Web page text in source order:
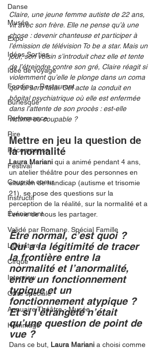
Danse
Musée
Expo
Idées Sorties
Idée de voyage
Fooding - Restaurant
Burlesque
Performance
Rire
Récompense
Festival
Coup de coeur
Instructif
Événement
Validé par Romane. Spécial Famille
Littérature
Cirque
Interview
Offre spéciale
Annuaire Théâtre - Musée
Hommage
Claire, une jeune femme autiste de 22 ans,
vit avec son frère. Elle ne pense qu’à une
chose : devenir chanteuse et participer à
l’émission de télévision To be a star. Mais un
jour, son voisin s’introduit chez elle et tente
de l’étreindre contre son gré, Claire réagit si
violemment qu’elle le plonge dans un coma
qui lui sera fatal. Cet acte la conduit en
hôpital psychiatrique où elle est enfermée
dans l’attente de son procès : est-elle
victime ou coupable ?
Mettre en jeu la question de
la normalité
Laura Mariani qui a animé pendant 4 ans,
un atelier théâtre pour des personnes en
situation de handicap (autisme et trisomie
21), se pose des questions sur la
perception de la réalité, sur la normalité et a
l’envie de nous les partager.
Être normal, c’est quoi ?
Qui a la légitimité de tracer
la frontière entre la
normalité et l’anormalité,
entre un fonctionnement
typique et un
fonctionnement atypique ?
Et si l’étrangeté n’était
qu’une question de point de
vue ?
Dans ce but, Laura Mariani a choisi comme